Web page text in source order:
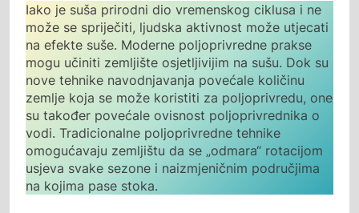
Iako je suša prirodni dio vremenskog ciklusa i ne
može se spriječiti, ljudska aktivnost može utjecati
na efekte suše. Moderne poljoprivredne prakse
mogu učiniti zemljište osjetljivijim na sušu. Dok su
nove tehnike navodnjavanja povećale količinu
zemlje koja se može koristiti za poljoprivredu, one
su također povećale ovisnost poljoprivrednika o
vodi. Tradicionalne poljoprivredne tehnike
omogućavaju zemljištu da se „odmara“ rotacijom
usjeva svake sezone i naizmjeničnim područjima
na kojima pase stoka.